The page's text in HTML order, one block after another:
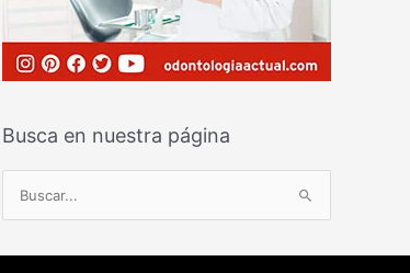
Busca en nuestra página
s